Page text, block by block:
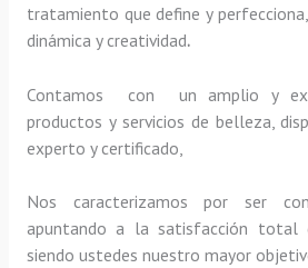
tratamiento que define y
dinámica y creatividad.
Contamos con un amplio y
productos y servicios de belleza,
experto y certificado,
Nos caracterizamos por ser
apuntando a la satisfacción total
siendo ustedes nuestro mayor